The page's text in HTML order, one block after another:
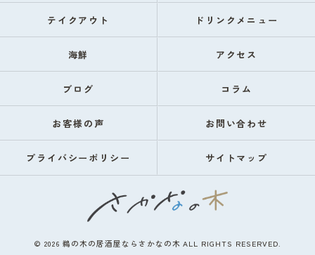
テイクアウト ドリンクメニュー
海鮮 アクセス
ブログ コラム
お客様の声 お問い合わせ
プライバシーポリシー サイトマップ
© 2026 鵜の木の居酒屋ならさかなの木 ALL RIGHTS RESERVED.